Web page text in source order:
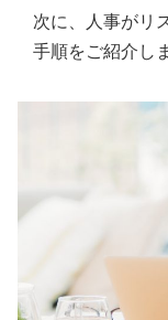
次に、人事がリ
手順をご紹介し